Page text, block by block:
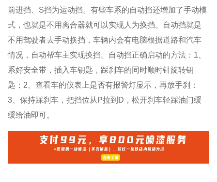
前进挡、S挡为运动挡。有些车系的自动挡还增加了手动模
式，也就是不用离合器就可以实现人为换挡。自动挡就是
不用驾驶者去手动换挡，车辆内会有电脑根据道路和汽车
情况，自动帮车主实现换挡。自动挡正确启动的方法：1、
系好安全带，插入车钥匙，踩刹车的同时顺时针旋转钥
匙；2、查看车的仪表上是否有报警灯显示，再放手刹；
3、保持踩刹车，把挡位从P拉到D，松开刹车轻踩油门缓
缓给油即可。